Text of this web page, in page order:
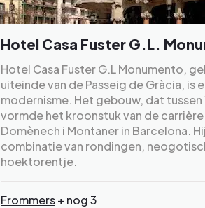
Hotel Casa Fuster G.L.
Hotel Casa Fuster G.L Monumento,
uiteinde van de Passeig de Gràcia, is
modernisme. Het gebouw, dat tussen
vormde het kroonstuk van de
Domènech i Montaner in Barcelona.
combinatie van rondingen,
hoektorentje.
Frommers+ nog 3